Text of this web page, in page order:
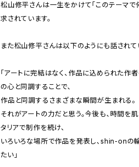
松山修平さんは一生をかけて「このテーマで
求されています。
また松山修平さんは以下のようにも話されて
「アートに完結はなく、作品に込められた作
の心と同調することで、
作品と同調するさまざまな瞬間が生まれる。
それがアートの力だと思う。今後も、時間を
タリアで制作を続け、
いろいろな場所で作品を発表し、shin-onの輪
たい」